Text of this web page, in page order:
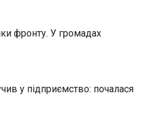
фронту. У громадах
у підприємство: почалася